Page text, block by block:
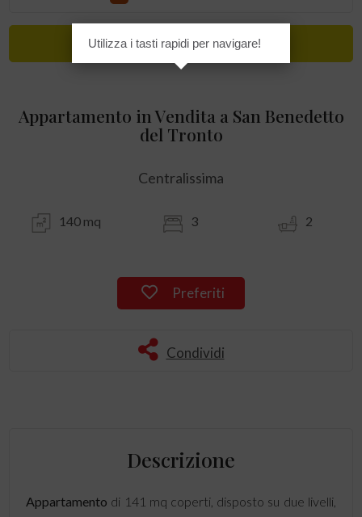
Lusso
Appartamento in Vendita a San Benedetto
del Tronto
Centralissima
140 mq 3 2
Preferiti
Condividi
Descrizione
Appartamento di 141 mq coperti, disposto su due livelli,
Utilizza i tasti rapidi per navigare!